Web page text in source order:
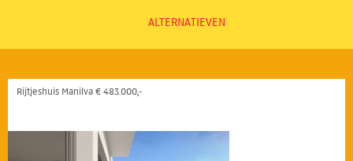
ALTERNATIEVEN
Rijtjeshuis Manilva € 483.000,-